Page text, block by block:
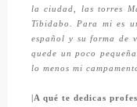
la ciudad, las torres
Tibidabo. Para mi es
español y su forma de
quede un poco
lo menos mi
|A qué te dedicas